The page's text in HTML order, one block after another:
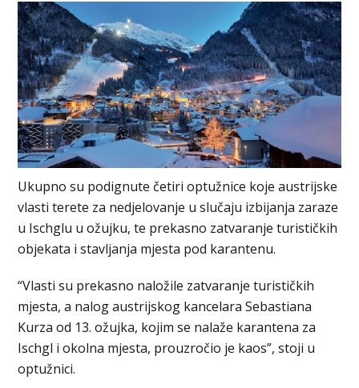
Ukupno su podignute četiri optužnice koje austrijske
vlasti terete za nedjelovanje u slučaju izbijanja zaraze
u Ischglu u ožujku, te prekasno zatvaranje turističkih
objekata i stavljanja mjesta pod karantenu.
“Vlasti su prekasno naložile zatvaranje turističkih
mjesta, a nalog austrijskog kancelara Sebastiana
Kurza od 13. ožujka, kojim se nalaže karantena za
Ischgl i okolna mjesta, prouzročio je kaos”, stoji u
optužnici.